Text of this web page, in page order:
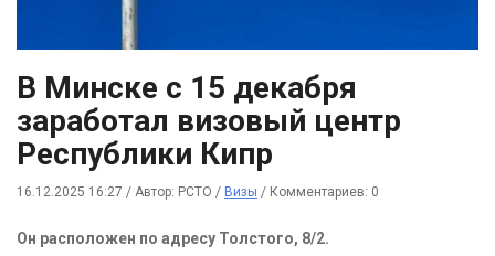
В Минске с 15 декабря
заработал визовый центр
Республики Кипр
16.12.2025 16:27 / Автор: РСТО / Визы / Комментариев: 0
Он расположен по адресу Толстого, 8/2.